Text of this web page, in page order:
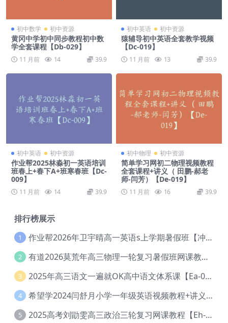
初中数学 初中资源
黄冈中学初中同步教程初中数
学全套课程【Db-029】
11 月前 14 39.9
初中英语 初中资源
猿辅导初中英语全套教学视频
【Dc-019】
11 月前 13 39.9
初中英语 初中资源
作业帮2025林淼初一英语培训
班春上+春下A+班寒春班【Dc-
009】
11 月前 14 39.9
初中物理 初中资源
简单学习网初二物理视频教程
全套课程+讲义（ 田鹏-郝老
师-闫芳）【De-019】
11 月前 16 39.9
排行榜展示
1 作业帮2026年卫宇晴高一英语s上学期暑假班【冲顶班】【Ec-003】
2 有道2026莫荒年高三物理一轮复习暑假班网课教程【Ef-044】
3 2025年高三语文一遍就OK高中语文体系课【Ea-028】
4 希望学2024闫舒月小学一年级英语视频教程+讲义【Cc-004】
5 2025高考刘勖雯高三政治三轮复习网课教程【Eh-061】